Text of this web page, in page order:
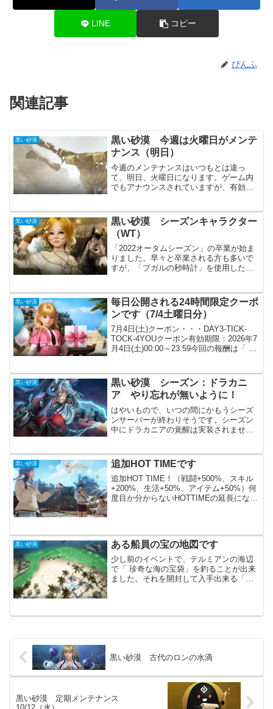
LINE コピー
ぴんふ
関連記事
黒い砂漠
黒い砂漠 今週は火曜日がメンテ
ナンス（明日）
今週のメンテナンスはいつもとは違っ
て、明日、火曜日になります。ゲーム内
でもアナウンスされていますが、有効期
のハンマー」は受け取ってさえ置けば、
一応は3月8日まで有効で...
黒い砂漠
黒い砂漠 シーズンキャラクター
（WT）
「2022オータムシーズン」の卒業が始ま
りました。早々と卒業される方も多いで
すが、「プガルの秒時計」を使用したキ
な燃料」が1つだけで転換できるイベント
がもう少し続いて...
黒い砂漠
毎日公開される24時間限定クーポ
ンです（7/4土曜日分）
7月4日(土)クーポン・・・DAY3-TICK-
TOCK-4YOUクーポン有効期限：2026年7
月4日(土)00:00～23:59今回の報酬は「 パ
ので、そこだけは...
黒い砂漠
黒い砂漠 シーズン：ドラカニ
ア やり忘れが無いように！
はやいもので、いつの間にかもうシーズ
ンサーバーが終わりそうです。シーズン
中にドラカニアの覚醒は実装されません
いて、シーズン中にやり忘れが無いよう
に気を付けたい事がいくつ...
黒い砂漠 追加HOT TIMEです
追加HOT TIME！（戦闘+500%、スキル
+200%、生活+50%、アイテム+50%）何
度目か分からないHOTTIMEの延長になっ
黒い砂漠 ある船員の宝の地図です
少し前のイベントで、テルミアンの海辺
で「 珍奇な海の宝袋」を釣ることが出来
ました。それを開封して入手出来る「コ
の「ある船員の宝の地図...
黒い砂漠 古代のロンの水滴
黒い砂漠 定期メンテナンス